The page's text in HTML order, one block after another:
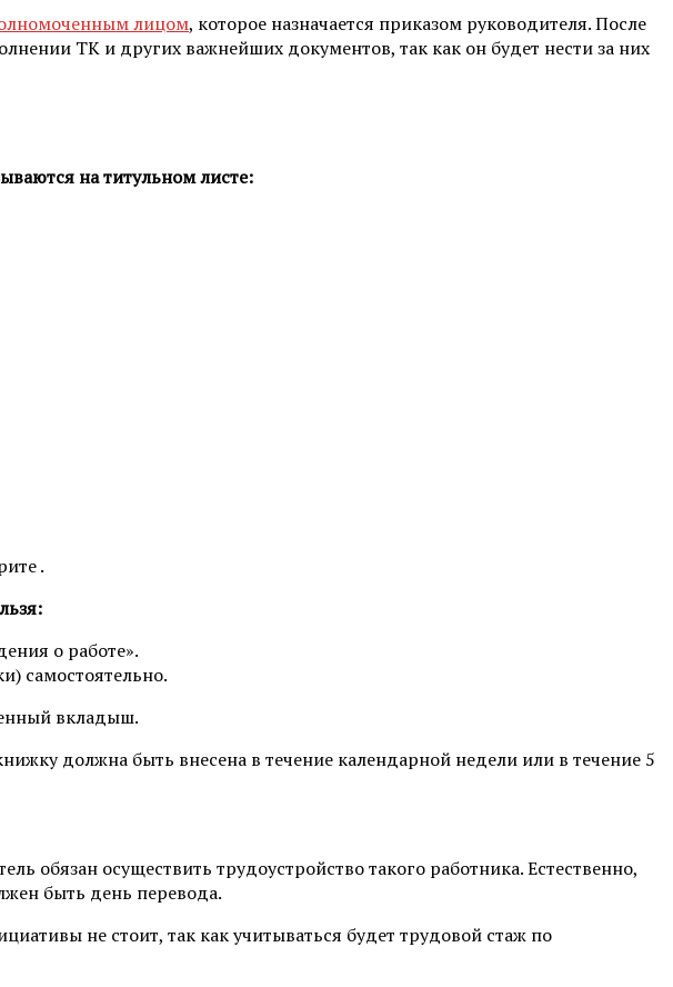
лицом, которое назначается приказом руководителя. После
ТК и других важнейших документов, так как он будет нести за них
на титульном листе:
.
о работе».
самостоятельно.
вкладыш.
должна быть внесена в течение календарной недели или в течение 5
обязан осуществить трудоустройство такого работника. Естественно,
быть день перевода.
не стоит, так как учитываться будет трудовой стаж по